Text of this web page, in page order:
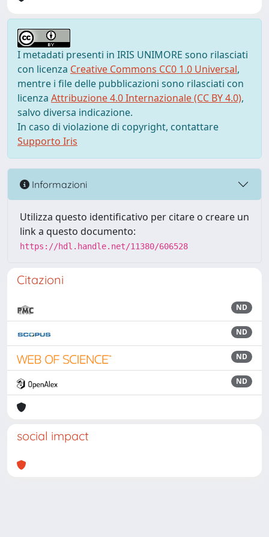
I metadati presenti in IRIS UNIMORE sono rilasciati
con licenza Creative Commons CC0 1.0 Universal,
mentre i file delle pubblicazioni sono rilasciati con
licenza Attribuzione 4.0 Internazionale (CC BY 4.0),
salvo diversa indicazione.
In caso di violazione di copyright, contattare
Supporto Iris
Informazioni
Utilizza questo identificativo per citare o creare un
link a questo documento:
https://hdl.handle.net/11380/606528
Citazioni
ND
ND
ND
ND
social impact